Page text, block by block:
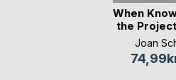
When
the Project
Joan